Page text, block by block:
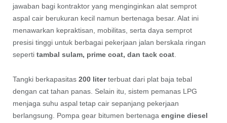
jawaban bagi kontraktor yang menginginkan alat semprot
aspal cair berukuran kecil namun bertenaga besar. Alat ini
menawarkan kepraktisan, mobilitas, serta daya semprot
presisi tinggi untuk berbagai pekerjaan jalan berskala ringan
seperti tambal sulam, prime coat, dan tack coat.
Tangki berkapasitas 200 literterbuat dari plat baja tebal
dengan cat tahan panas. Selain itu, sistem pemanas LPG
menjaga suhu aspal tetap cair sepanjang pekerjaan
berlangsung. Pompa gear bitumen bertenaga engine diesel